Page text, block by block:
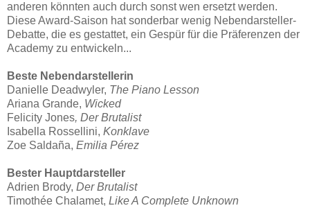
anderen könnten auch durch sonst wen ersetzt werden.
Diese Award-Saison hat sonderbar wenig Nebendarsteller-
Debatte, die es gestattet, ein Gespür für die Präferenzen der
Academy zu entwickeln...
Beste Nebendarstellerin
Danielle Deadwyler, The Piano Lesson
Ariana Grande, Wicked
Felicity Jones, Der Brutalist
Isabella Rossellini, Konklave
Zoe Saldaña, Emilia Pérez
Bester Hauptdarsteller
Adrien Brody, Der Brutalist
Timothée Chalamet, Like A Complete Unknown